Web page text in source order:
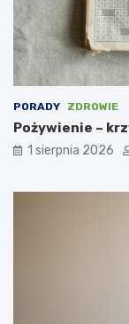
PORADY ZDROWIE
Pożywienie –
1 sierpnia 2026